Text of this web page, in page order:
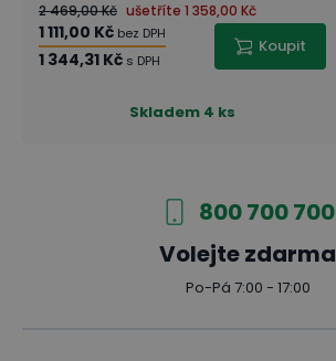
2 469,00 Kč ušetříte 1 358,00 Kč
1 111,00 Kč bez DPH
1 344,31 Kč s DPH
Koupit
Skladem 4 ks
800 700 700
Volejte zdarma
Po-Pá 7:00 - 17:00